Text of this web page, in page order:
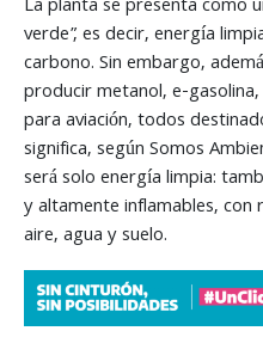
La planta se presenta como
verde”, es decir, energía
carbono. Sin embargo,
producir metanol, e-
para aviación, todos
significa, según Somos
será solo energía limpia:
y altamente inflamables, con
aire, agua y suelo.